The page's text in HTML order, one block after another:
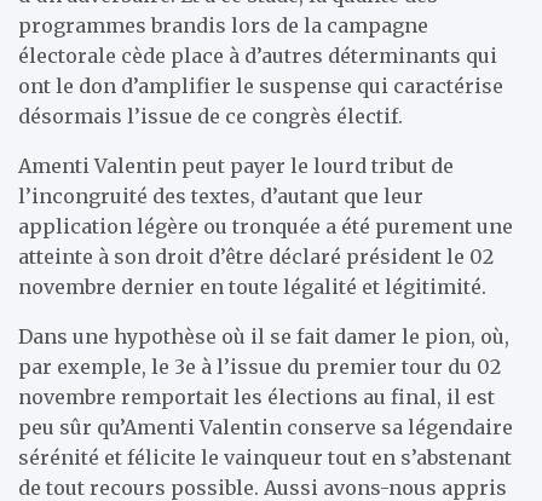
programmes brandis lors de la campagne
électorale cède place à d’autres déterminants qui
ont le don d’amplifier le suspense qui caractérise
désormais l’issue de ce congrès électif.
Amenti Valentin peut payer le lourd tribut de
l’incongruité des textes, d’autant que leur
application légère ou tronquée a été purement une
atteinte à son droit d’être déclaré président le 02
novembre dernier en toute légalité et légitimité.
Dans une hypothèse où il se fait damer le pion, où,
par exemple, le 3e à l’issue du premier tour du 02
novembre remportait les élections au final, il est
peu sûr qu’Amenti Valentin conserve sa légendaire
sérénité et félicite le vainqueur tout en s’abstenant
de tout recours possible. Aussi avons-nous appris